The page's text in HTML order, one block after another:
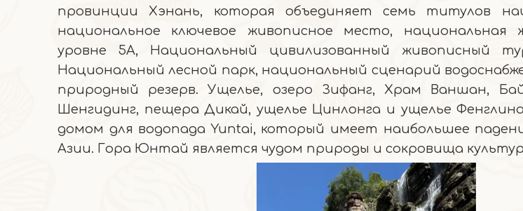
провинции Хэнань, которая объединяет семь титулов
национальное ключевое живописное место, национальная
уровне 5А, Национальный цивилизованный живописный
Национальный лесной парк, национальный сценарий
природный резерв. Ущелье, озеро Зифанг, Храм Ваншан,
Шенгидинг, пещера Дикай, ущелье Цинлонга и ущелье
домом для водопада Yuntai, который имеет наибольшее
Азии. Гора Юнтай является чудом природы и сокровища